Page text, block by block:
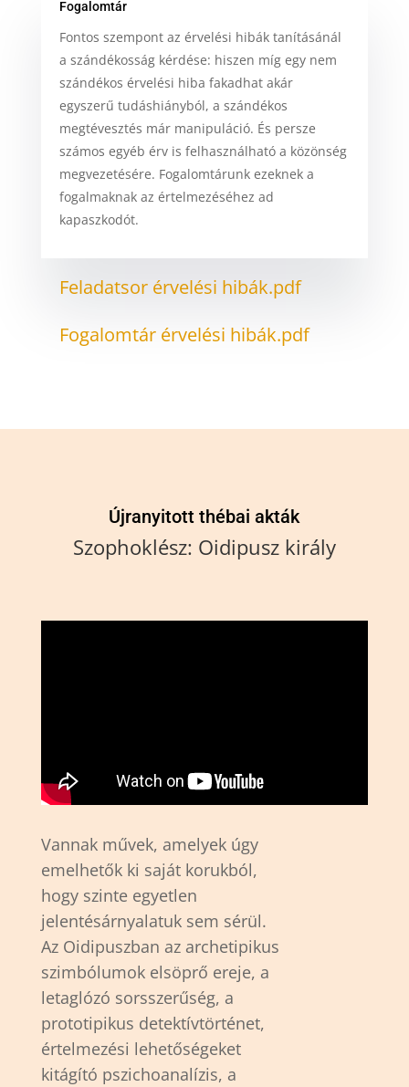
Fogalomtár
Fontos szempont az érvelési hibák tanításánál
a szándékosság kérdése: hiszen míg egy nem
szándékos érvelési hiba fakadhat akár
egyszerű tudáshiányból, a szándékos
megtévesztés már manipuláció. És persze
számos egyéb érv is felhasználható a közönség
megvezetésére. Fogalomtárunk ezeknek a
fogalmaknak az értelmezéséhez ad
kapaszkodót.
Feladatsor érvelési hibák.pdf
Fogalomtár érvelési hibák.pdf
Újranyitott thébai akták
Szophoklész: Oidipusz király
Vannak művek, amelyek úgy
emelhetők ki saját korukból,
hogy szinte egyetlen
jelentésárnyalatuk sem sérül.
Az Oidipuszban az archetipikus
szimbólumok elsöprő ereje, a
letaglózó sorsszerűség, a
prototipikus detektívtörténet,
értelmezési lehetőségeket
kitágító pszichoanalízis, a